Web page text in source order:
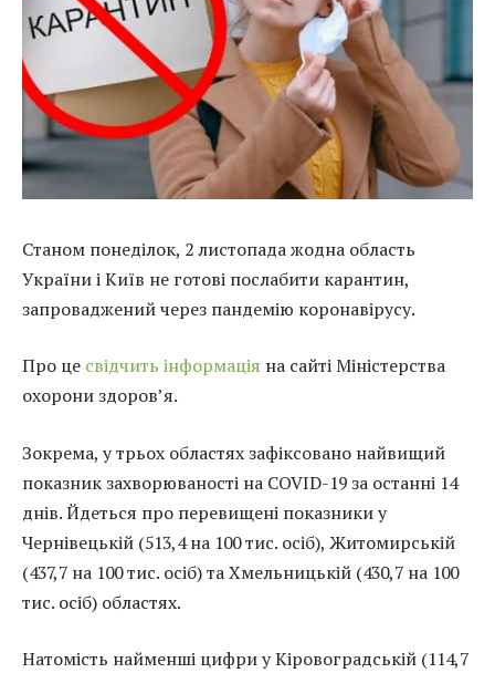
Станом понеділок, 2 листопада жодна область
України і Київ не готові послабити карантин,
запроваджений через пандемію коронавірусу.
Про це свідчить інформація на сайті Міністерства
охорони здоров’я.
Зокрема, у трьох областях зафіксовано найвищий
показник захворюваності на COVID-19 за останні 14
днів. Йдеться про перевищені показники у
Чернівецькій (513,4 на 100 тис. осіб), Житомирській
(437,7 на 100 тис. осіб) та Хмельницькій (430,7 на 100
тис. осіб) областях.
Натомість найменші цифри у Кіровоградській (114,7